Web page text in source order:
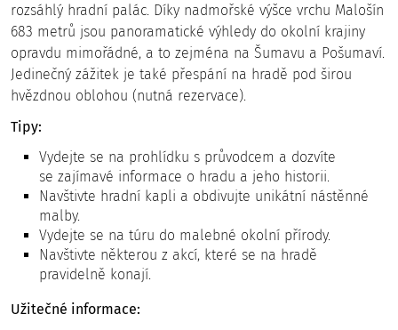
rozsáhlý hradní palác. Díky nadmořské výšce vrchu Malošín
683 metrů jsou panoramatické výhledy do okolní krajiny
opravdu mimořádné, a to zejména na Šumavu a Pošumaví.
Jedinečný zážitek je také přespání na hradě pod širou
hvězdnou oblohou (nutná rezervace).
Tipy:
Vydejte se na prohlídku s průvodcem a dozvíte
se zajímavé informace o hradu a jeho historii.
Navštivte hradní kapli a obdivujte unikátní nástěnné
malby.
Vydejte se na túru do malebné okolní přírody.
Navštivte některou z akcí, které se na hradě
pravidelně konají.
Užitečné informace: